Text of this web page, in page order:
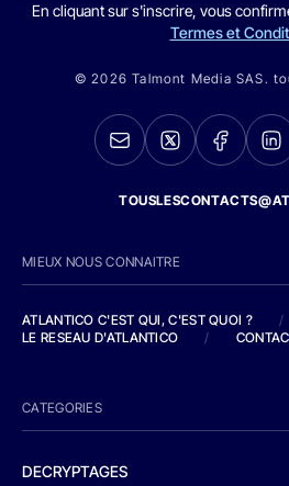
En cliquant sur s'inscrire, vous
Termes et
© 2026 Talmont Media SAS.
MIEUX NOUS CONNAITRE
ATLANTICO C'EST QUI, C'EST QUOI ?
/
LE RESEAU D'ATLANTICO
/
CATEGORIES
DECRYPTAGES